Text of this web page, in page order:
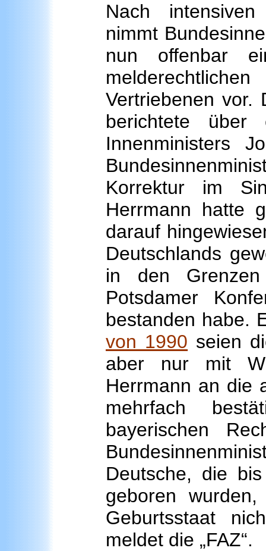
Nach
nimmt
nun offenbar
Vertriebenen vor.
berichtete über
Innenministers
Korrektur im
Herrmann hatte
darauf
Deutschlands
in den
Potsdamer
bestanden habe.
von 1990 seien
aber nur mit
Herrmann an die
mehrfach
bayerischen
Deutsche, die
geboren
Geburtsstaat
meldet die